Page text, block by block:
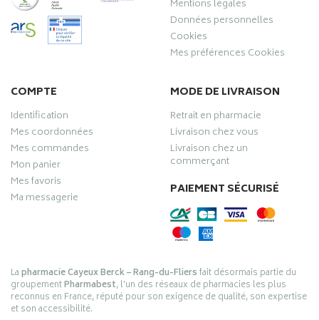
Mentions légales
Données personnelles
Cookies
Mes préférences Cookies
COMPTE
Identification
Mes coordonnées
Mes commandes
Mon panier
Mes favoris
Ma messagerie
MODE DE LIVRAISON
Retrait en pharmacie
Livraison chez vous
Livraison chez un
commerçant
PAIEMENT SÉCURISÉ
Lapharmacie Cayeux Berck – Rang-du-Fliersfait désormais partie du
groupementPharmabest, l’un des réseaux de pharmacies les plus
reconnus en France, réputé pour son exigence de qualité, son expertise
et son accessibilité.